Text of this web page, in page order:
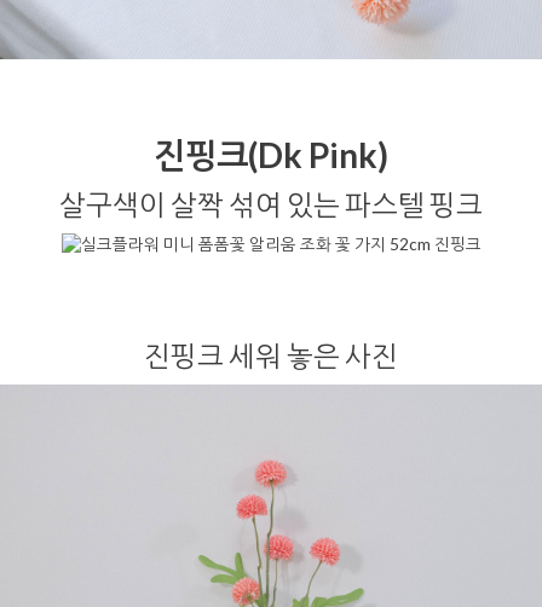
진핑크(Dk Pink)
살구색이 살짝 섞여 있는 파스텔 핑크
진핑크 세워 놓은 사진